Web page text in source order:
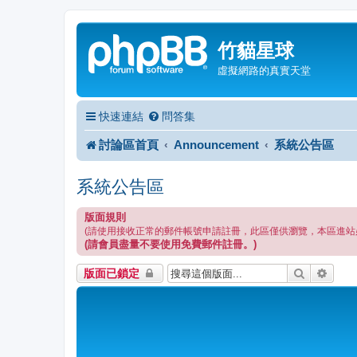
竹貓星球
虛擬網路的真實天堂
快速連結 問答集
討論區首頁 Announcement 系統公告區
系統公告區
版面規則
(請使用接收正常的郵件帳號申請註冊，此區僅供瀏覽，本區進
(請會員盡量不要使用免費郵件註冊。)
版面已鎖定 搜尋